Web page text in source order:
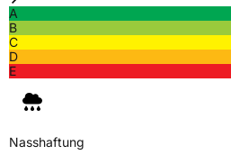
SchlauchtypTL
ZustandNeureifen
Verstärkt
A
B
C
D
E
Nasshaftung